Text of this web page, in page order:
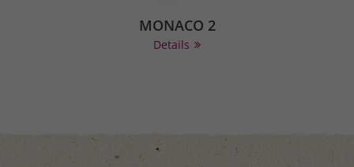
MONACO 2
Details